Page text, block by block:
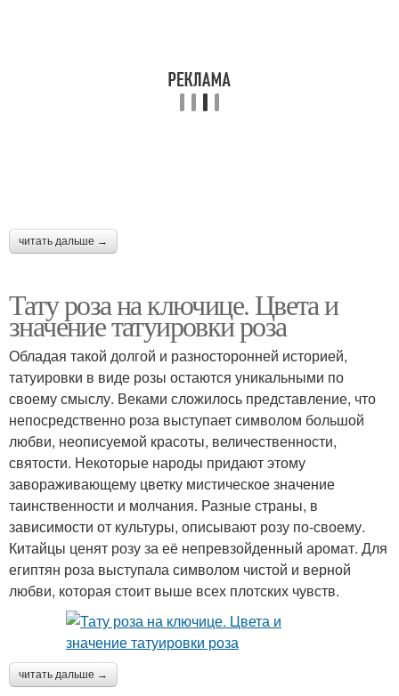
читать дальше →
Тату роза на ключице. Цвета и
значение татуировки роза
Обладая такой долгой и разносторонней историей,
татуировки в виде розы остаются уникальными по
своему смыслу. Веками сложилось представление, что
непосредственно роза выступает символом большой
любви, неописуемой красоты, величественности,
святости. Некоторые народы придают этому
завораживающему цветку мистическое значение
таинственности и молчания. Разные страны, в
зависимости от культуры, описывают розу по-своему.
Китайцы ценят розу за её непревзойденный аромат. Для
египтян роза выступала символом чистой и верной
любви, которая стоит выше всех плотских чувств.
читать дальше →